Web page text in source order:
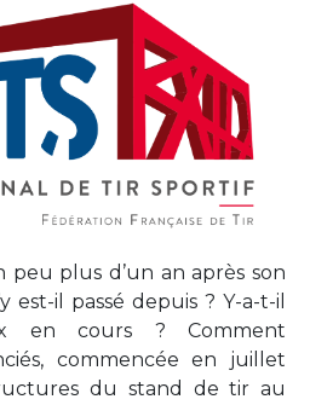
peu plus d’un an après son
est-il passé depuis ? Y-a-t-il
en cours ? Comment
commencée en juillet
du stand de tir au